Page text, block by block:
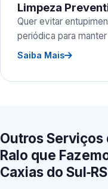
Limpeza
Quer evitar
periódica para
Saiba Mais
Outros
Ralo que
Caxias do Sul‑RS